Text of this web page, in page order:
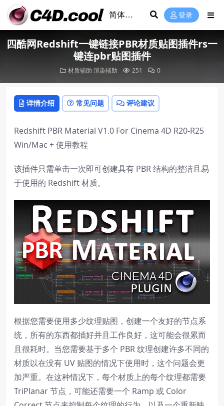
登录
四酷网Redshift一键链接PBR材质贴图插件rs一
键连pbr贴图插件
材质辅助 渲染辅助 251 0
详情介绍 常见问题 评论建议
Redshift PBR Material V1.0 For Cinema 4D R20-R25
Win/Mac + 使用教程
该插件只需单击一次即可创建具有 PBR 结构的整洁且易
于使用的 Redshift 材质。
根据您需要使用多少纹理贴图，创建一个友好的节点系
统，所有的东西都插好并且工作良好，这可能会很累而
且很耗时。当您需要基于多个 PBR 纹理创建许多不同的
材质以在没有 UV 贴图的情况下使用时，这个问题会更
加严重。在这种情况下，每个材质上的每个纹理都需要
TriPlanar 节点，可能还需要一个 Ramp 或 Color